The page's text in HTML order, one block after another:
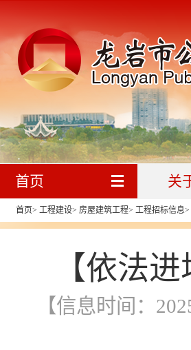
首页 关
首页> 工程建设> 房屋建筑工程> 工程招标信息>
【依法
【信息时间：